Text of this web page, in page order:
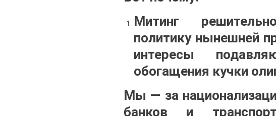
Митинг
политику нынешней
интересы
обогащения кучки
Мы — за
банков и